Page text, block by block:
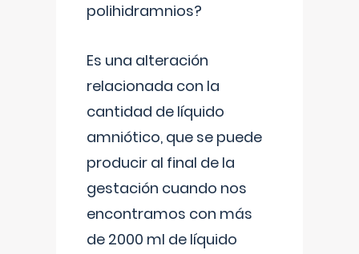
polihidramnios?
Es una alteración
relacionada con la
cantidad de líquido
amniótico, que se puede
producir al final de la
gestación cuando nos
encontramos con más
de 2000 ml de líquido